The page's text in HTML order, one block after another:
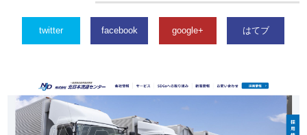
twitter facebook google+ はてブ